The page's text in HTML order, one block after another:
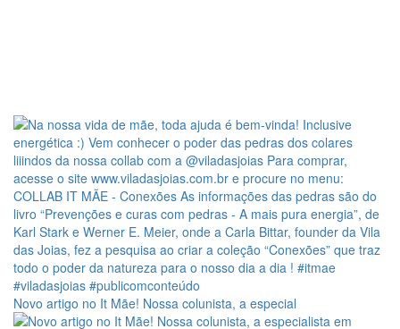
Novo artigo no It Mãe! Nossa colunista, a especial